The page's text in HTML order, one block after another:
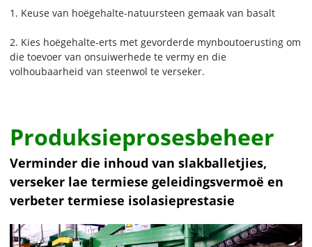
1. Keuse van hoëgehalte-natuursteen gemaak van basalt
2. Kies hoëgehalte-erts met gevorderde mynboutoerusting om
die toevoer van onsuiwerhede te vermy en die
volhoubaarheid van steenwol te verseker.
Produksieprosesbeheer
Verminder die inhoud van slakballetjies,
verseker lae termiese geleidingsvermoë en
verbeter termiese isolasieprestasie